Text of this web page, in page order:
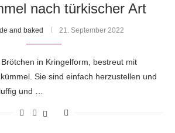
nach türkischer Art
and baked 21. September 2022
in Kringelform, bestreut mit
Sie sind einfach herzustellen und
und …